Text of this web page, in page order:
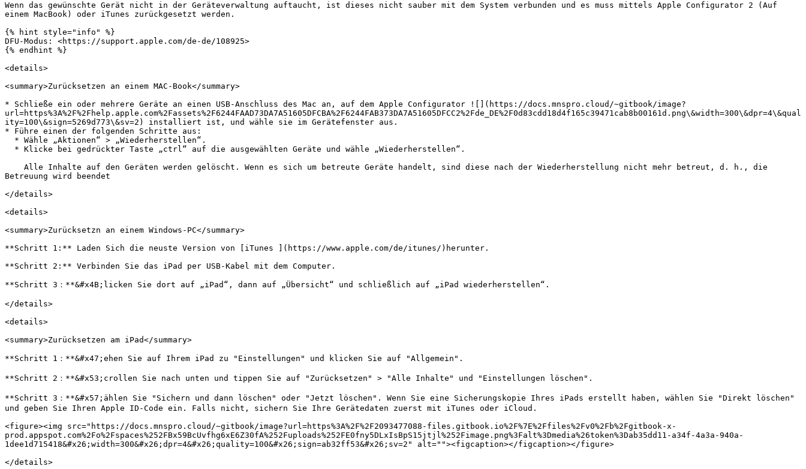
Wenn das gewünschte Gerät nicht in der Geräteverwaltung auftaucht, ist dieses nicht sauber mit dem System verbunden und es muss mittels Apple Configurator 2 (Auf
einem MacBook) oder iTunes zurückgesetzt werden.
{% hint style="info" %}
DFU-Modus: <https://support.apple.com/de-de/108925>
{% endhint %}
<details>
<summary>Zurücksetzen an einem MAC-Book</summary>
* Schließe ein oder mehrere Geräte an einen USB-Anschluss des Mac an, auf dem Apple Configurator ![](https://docs.mnspro.cloud/~gitbook/image?
url=https%3A%2F%2Fhelp.apple.com%2Fassets%2F6244FAAD73DA7A51605DFCBA%2F6244FAB373DA7A51605DFCC2%2Fde_DE%2F0d83cdd18d4f165c39471cab8b00161d.png\&width=300\&dpr=4\&qual
ity=100\&sign=5269d773\&sv=2) installiert ist, und wähle sie im Gerätefenster aus.
* Führe einen der folgenden Schritte aus:
Betreuung wird beendet
</details>
<details>
<summary>Zurücksetzn an einem Windows-PC</summary>
**Schritt 1:** Laden Sich die neuste Version von [iTunes ](https://www.apple.com/de/itunes/)herunter.
**Schritt 2:** Verbinden Sie das iPad per USB-Kabel mit dem Computer.
**Schritt 3：**&#x4B;licken Sie dort auf „iPad“, dann auf „Übersicht“ und schließlich auf „iPad wiederherstellen“.
</details>
<details>
<summary>Zurücksetzen am iPad</summary>
**Schritt 1：**&#x47;ehen Sie auf Ihrem iPad zu "Einstellungen" und klicken Sie auf "Allgemein".
**Schritt 2：**&#x53;crollen Sie nach unten und tippen Sie auf "Zurücksetzen" > "Alle Inhalte" und "Einstellungen löschen".
**Schritt 3：**&#x57;ählen Sie "Sichern und dann löschen" oder "Jetzt löschen". Wenn Sie eine Sicherungskopie Ihres iPads erstellt haben, wählen Sie "Direkt löschen"
und geben Sie Ihren Apple ID-Code ein. Falls nicht, sichern Sie Ihre Gerätedaten zuerst mit iTunes oder iCloud.
<figure><img src="https://docs.mnspro.cloud/~gitbook/image?url=https%3A%2F%2F2093477088-files.gitbook.io%2F%7E%2Ffiles%2Fv0%2Fb%2Fgitbook-x-
prod.appspot.com%2Fo%2Fspaces%252FBx59BcUvfhg6xE6Z30fA%252Fuploads%252FE0fny5DLxIsBpS15jtjl%252Fimage.png%3Falt%3Dmedia%26token%3Dab35dd11-a34f-4a3a-940a-
1dee1d715418&#x26;width=300&#x26;dpr=4&#x26;quality=100&#x26;sign=ab32ff53&#x26;sv=2" alt=""><figcaption></figcaption></figure>
</details>